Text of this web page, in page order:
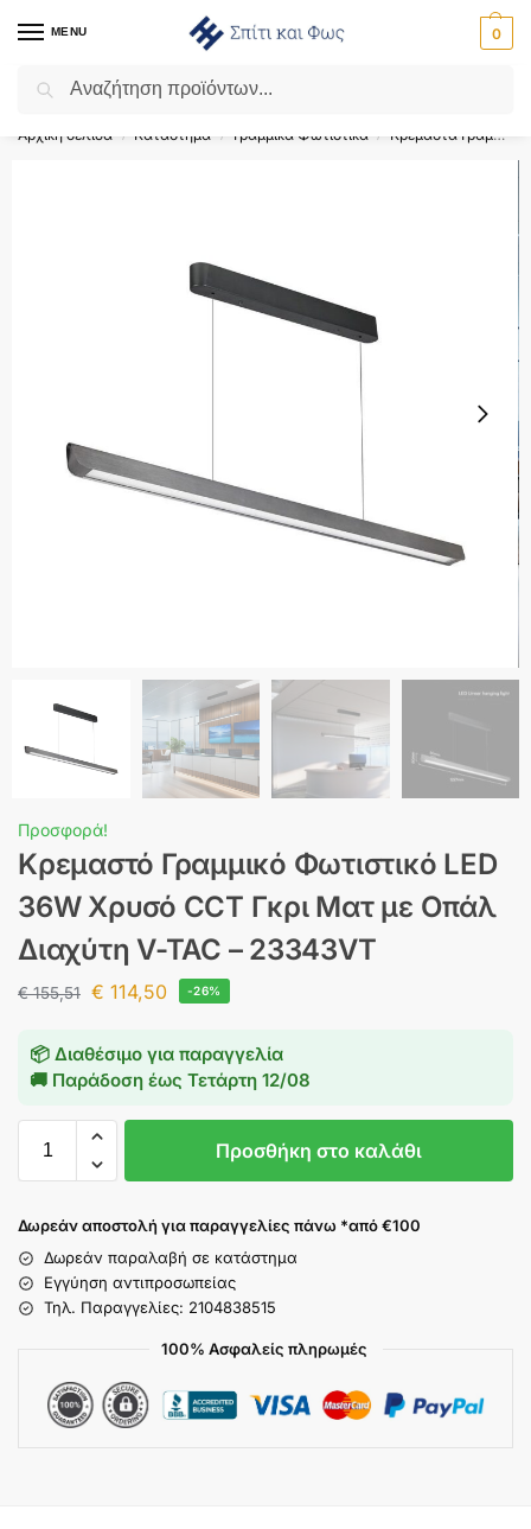
MENU 0
Flash Sale ⚡ 10% Έκπτωση με τον κωδικό ‘SPRING’!
Αρχική σελίδα / Κατάστημα / Γραμμικά Φωτιστικά / Κρεμαστά Γραμμικά Φωτιστικά
Προσφορά!
Κρεμαστό Γραμμικό Φωτιστικό LED
36W Χρυσό CCT Γκρι Ματ με Οπάλ
Διαχύτη V-TAC – 23343VT
€155,51 € 114,50 -26%
📦 Διαθέσιμο για παραγγελία
🚚 Παράδοση έως Τετάρτη 12/08
Προσθήκη στο καλάθι
Δωρεάν αποστολή για παραγγελίες πάνω *από €100
Δωρεάν παραλαβή σε κατάστημα
Εγγύηση αντιπροσωπείας
Τηλ. Παραγγελίες: 2104838515
100% Ασφαλείς πληρωμές